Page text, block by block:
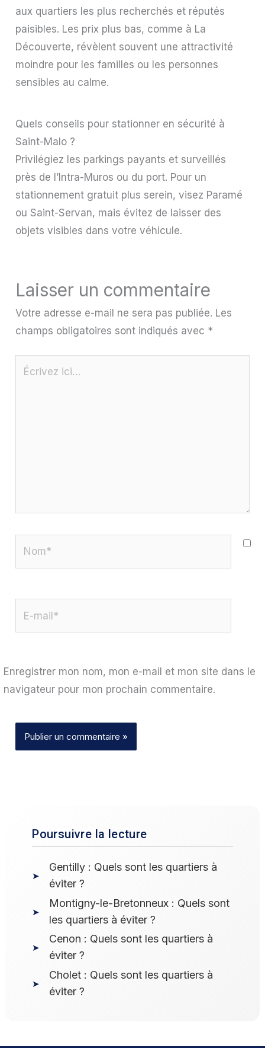
aux quartiers les plus recherchés et réputés
paisibles. Les prix plus bas, comme à La
Découverte, révèlent souvent une attractivité
moindre pour les familles ou les personnes
sensibles au calme.
Quels conseils pour stationner en sécurité à
Saint-Malo ?
Privilégiez les parkings payants et surveillés
près de l’Intra-Muros ou du port. Pour un
stationnement gratuit plus serein, visez Paramé
ou Saint-Servan, mais évitez de laisser des
objets visibles dans votre véhicule.
Laisser un commentaire
Votre adresse e-mail ne sera pas publiée. Les
champs obligatoires sont indiqués avec *
Écrivez
Enregistrer mon nom, mon e-mail et mon site dans le
navigateur pour mon prochain commentaire.
Poursuivre la lecture
Gentilly : Quels sont les quartiers à
éviter ?
Montigny-le-Bretonneux : Quels sont
les quartiers à éviter ?
Cenon : Quels sont les quartiers à
éviter ?
Cholet : Quels sont les quartiers à
éviter ?